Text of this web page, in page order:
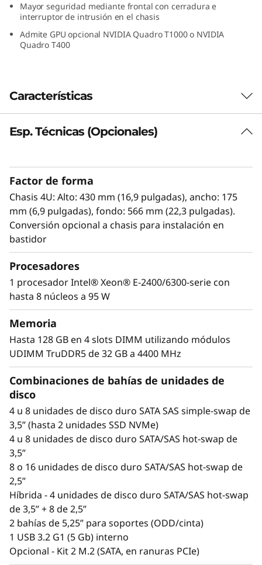
u
a
d
e
T
a
a
m
e
d
d
a
d
e
Mayor seguridad mediante frontal con cerradura e
interruptor de intrusión en el chasis
Admite GPU opcional NVIDIA Quadro T1000 o NVIDIA
Quadro T400
Características
Elevado valor y rendimiento
un servidor de torre optimizado para
empresas en crecimiento y aplicaciones
remotas.
El ST250 V3 es un servidor de torre de elevado
en crecimiento. Tanto si se instala como
servidor independiente o en bastidor, el ST250
V3 es adecuado para instalaciones remotas y
Compatible con los más recientes
procesadores Intel ®Xeon®y GPU, el ST250 V3
contribuir a ampliar la inferencia de IA a
sucursales.
Esp. Técnicas (Opcionales)
Factor de forma
Chasis 4U: Alto: 430 mm (16,9 pulgadas), ancho: 175
mm (6,9 pulgadas), fondo: 566 mm (22,3 pulgadas).
Conversión opcional a chasis para instalación en
bastidor
Procesadores
1 procesador Intel® Xeon® E-2400/6300-serie con
hasta 8 núcleos a 95 W
Memoria
Hasta 128 GB en 4 slots DIMM utilizando módulos
UDIMM TruDDR5 de 32 GB a 4400 MHz
Combinaciones de bahías de unidades de
disco
4 u 8 unidades de disco duro SATA SAS simple-swap de
3,5” (hasta 2 unidades SSD NVMe)
4 u 8 unidades de disco duro SATA/SAS hot-swap de
3,5”
8 o 16 unidades de disco duro SATA/SAS hot-swap de
2,5”
Híbrida - 4 unidades de disco duro SATA/SAS hot-swap
de 3,5” + 8 de 2,5”
2 bahías de 5,25” para soportes (ODD/cinta)
1 USB 3.2 G1 (5 Gb) interno
Opcional - Kit 2 M.2 (SATA, en ranuras PCIe)